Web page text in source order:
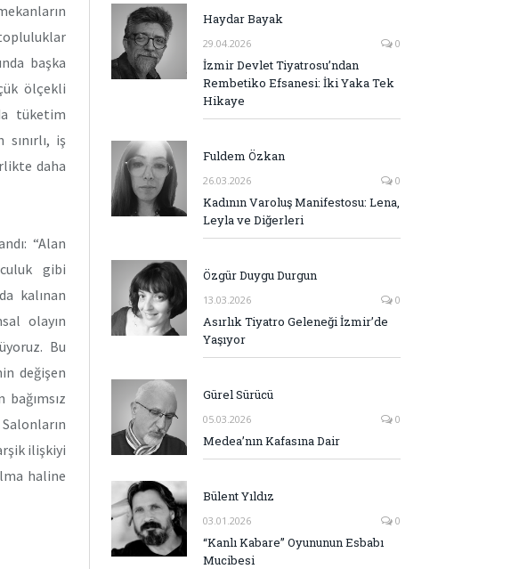
başka
ölçekli
tüketim
iş
daha
“Alan
gibi
kalınan
olayın
Bu
değişen
ilişkiyi
haline
Haydar Bayak
29.04.2026 0
İzmir Devlet Tiyatrosu’ndan
Rembetiko Efsanesi: İki Yaka Tek
Hikaye
Fuldem Özkan
26.03.2026 0
Kadının Varoluş Manifestosu: Lena,
Leyla ve Diğerleri
Özgür Duygu Durgun
13.03.2026 0
Asırlık Tiyatro Geleneği İzmir’de
Yaşıyor
Gürel Sürücü
05.03.2026 0
Medea’nın Kafasına Dair
Bülent Yıldız
03.01.2026 0
“Kanlı Kabare” Oyununun Esbabı
Mucibesi